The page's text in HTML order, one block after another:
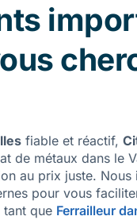
fiable et réactif,
de métaux dans le
au prix juste.
pour vous
tant que Ferrailleur